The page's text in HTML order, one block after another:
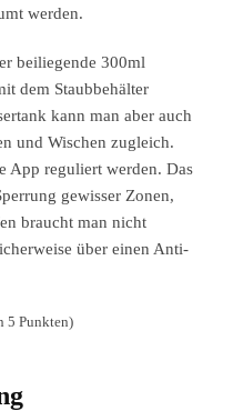
werden.
beiliegende 300ml
dem Staubbehälter
kann man aber auch
und Wischen zugleich.
App reguliert werden. Das
gewisser Zonen,
braucht man nicht
über einen Anti-
5 Punkten)